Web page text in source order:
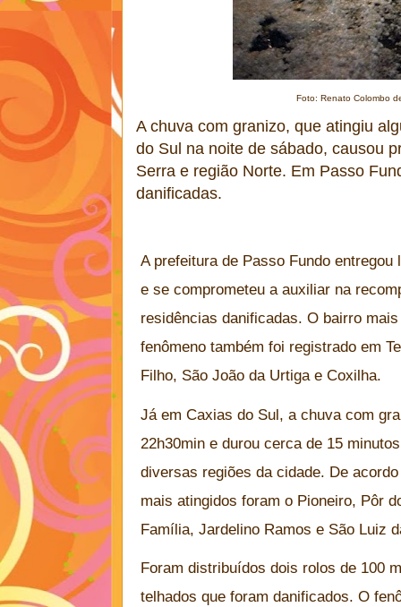
Foto: Renato Colombo
A chuva com granizo, que atingiu
do Sul na noite de sábado, causou
Serra e região Norte. Em Passo
danificadas.
A prefeitura de Passo Fundo
e se comprometeu a auxiliar na
residências danificadas. O bairro
fenômeno também foi registrado em
Filho, São João da Urtiga e Coxilha.
Já em Caxias do Sul, a chuva com
22h30min e durou cerca de 15
diversas regiões da cidade. De
mais atingidos foram o Pioneiro, Pôr
Família, Jardelino Ramos e São Luiz
Foram distribuídos dois rolos de 100
telhados que foram danificados. O